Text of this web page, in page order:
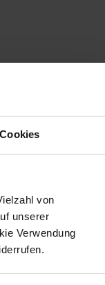
von
unserer
Verwendung